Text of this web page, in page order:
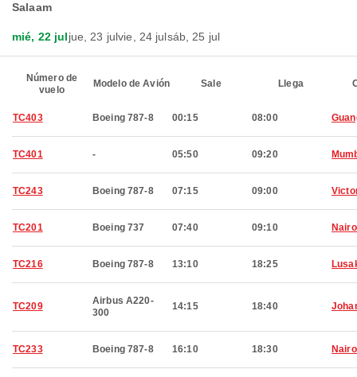
Salaam
mié, 22 juljue, 23 julvie, 24 julsáb, 25 jul
Número de
vuelo
Modelo de Avión Sale Llega
TC403 Boeing 787-8 00:15 08:00
TC401 - 05:50 09:20
TC243 Boeing 787-8 07:15 09:00
TC201 Boeing 737 07:40 09:10
TC216 Boeing 787-8 13:10 18:25
TC209
Airbus A220-
300
14:15 18:40
TC233 Boeing 787-8 16:10 18:30